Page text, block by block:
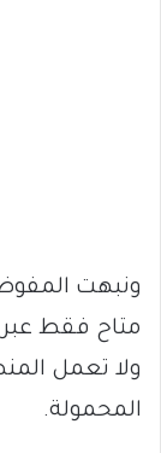
ونبهت
متاح فقط عبر
ولا تعمل
المحمولة.